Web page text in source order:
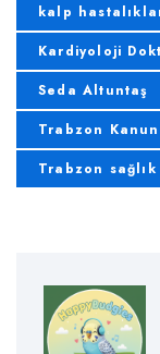
kalp
Kardiyoloji
Seda Altuntaş
Trabzon
Trabzon sağlık